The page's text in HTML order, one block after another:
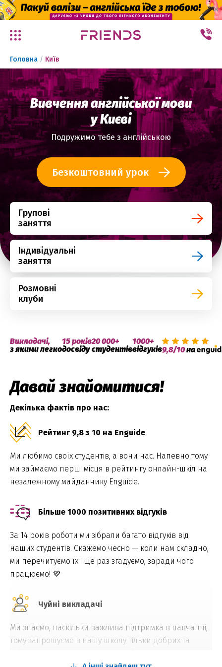
✕
Головна / Київ
Вивчення англійської мови
у Києві
Подружимо тебе з англійською
Безкоштовний урок
Групові
заняття
Індивідуальні
заняття
Розмовні
клуби
Викладачі,
з якими легко
15 років
досвіду
20 000+
студентів
1000+
відгуків9,8/10на
Давай знайомитися!
Декілька фактів про нас:
Рейтинг 9,8 з 10 на Enguide
Ми любимо своїх студентів, а вони нас. Напевно тому
ми займаємо перші місця в рейтингу онлайн-шкіл на
незалежному майданчику Enguide.
Більше 1000 позитивних відгуків
За 14 років роботи ми зібрали багато відгуків від
наших студентів. Скажемо чесно — коли нам складно,
ми перечитуємо їх і ще раз згадуємо, заради чого
працюємо! 💜
Чуйні викладачі
Ми знаємо, наскільки важлива підтримка в навчанні,
тому запрошуємо в нашу школу тільки добрих та